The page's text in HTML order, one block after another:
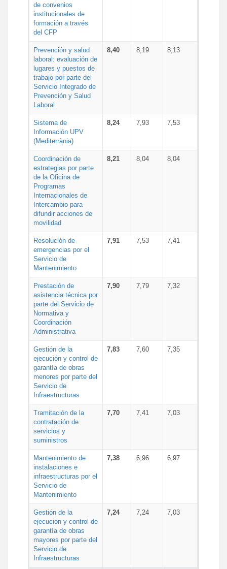
de convenios
institucionales de
formación a través
del CFP
Prevención y salud
laboral: evaluación de
lugares y puestos de
trabajo por parte del
Servicio Integrado de
Prevención y Salud
Laboral
8,40 8,19 8,13
Sistema de
Información UPV
(Mediterrània)
8,24 7,93 7,53
Coordinación de
estrategias por parte
de la Oficina de
Programas
Internacionales de
Intercambio para
difundir acciones de
movilidad
8,21 8,04 8,04
Resolución de
emergencias por el
Servicio de
Mantenimiento
7,91 7,53 7,41
Prestación de
asistencia técnica por
parte del Servicio de
Normativa y
Coordinación
Administrativa
7,90 7,79 7,32
Gestión de la
ejecución y control de
garantía de obras
menores por parte del
Servicio de
Infraestructuras
7,83 7,60 7,35
Tramitación de la
contratación de
servicios y
suministros
7,70 7,41 7,03
Mantenimiento de
instalaciones e
infraestructuras por el
Servicio de
Mantenimiento
7,38 6,96 6,97
Gestión de la
ejecución y control de
garantía de obras
mayores por parte del
Servicio de
Infraestructuras
7,24 7,24 7,03